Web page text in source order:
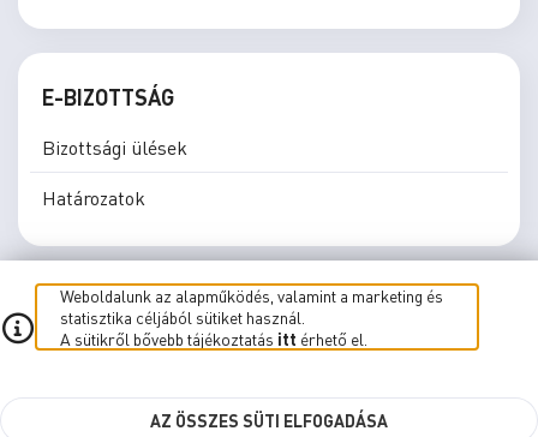
E-BIZOTTSÁG
Bizottsági ülések
Határozatok
E-közgyűlés E-Bizottság Élő közvetítés
Weboldalunk az alapműködés, valamint a marketing és
statisztika céljából sütiket használ.
A sütikről bővebb tájékoztatás itt érhető el.
AZ ÖSSZES SÜTI ELFOGADÁSA